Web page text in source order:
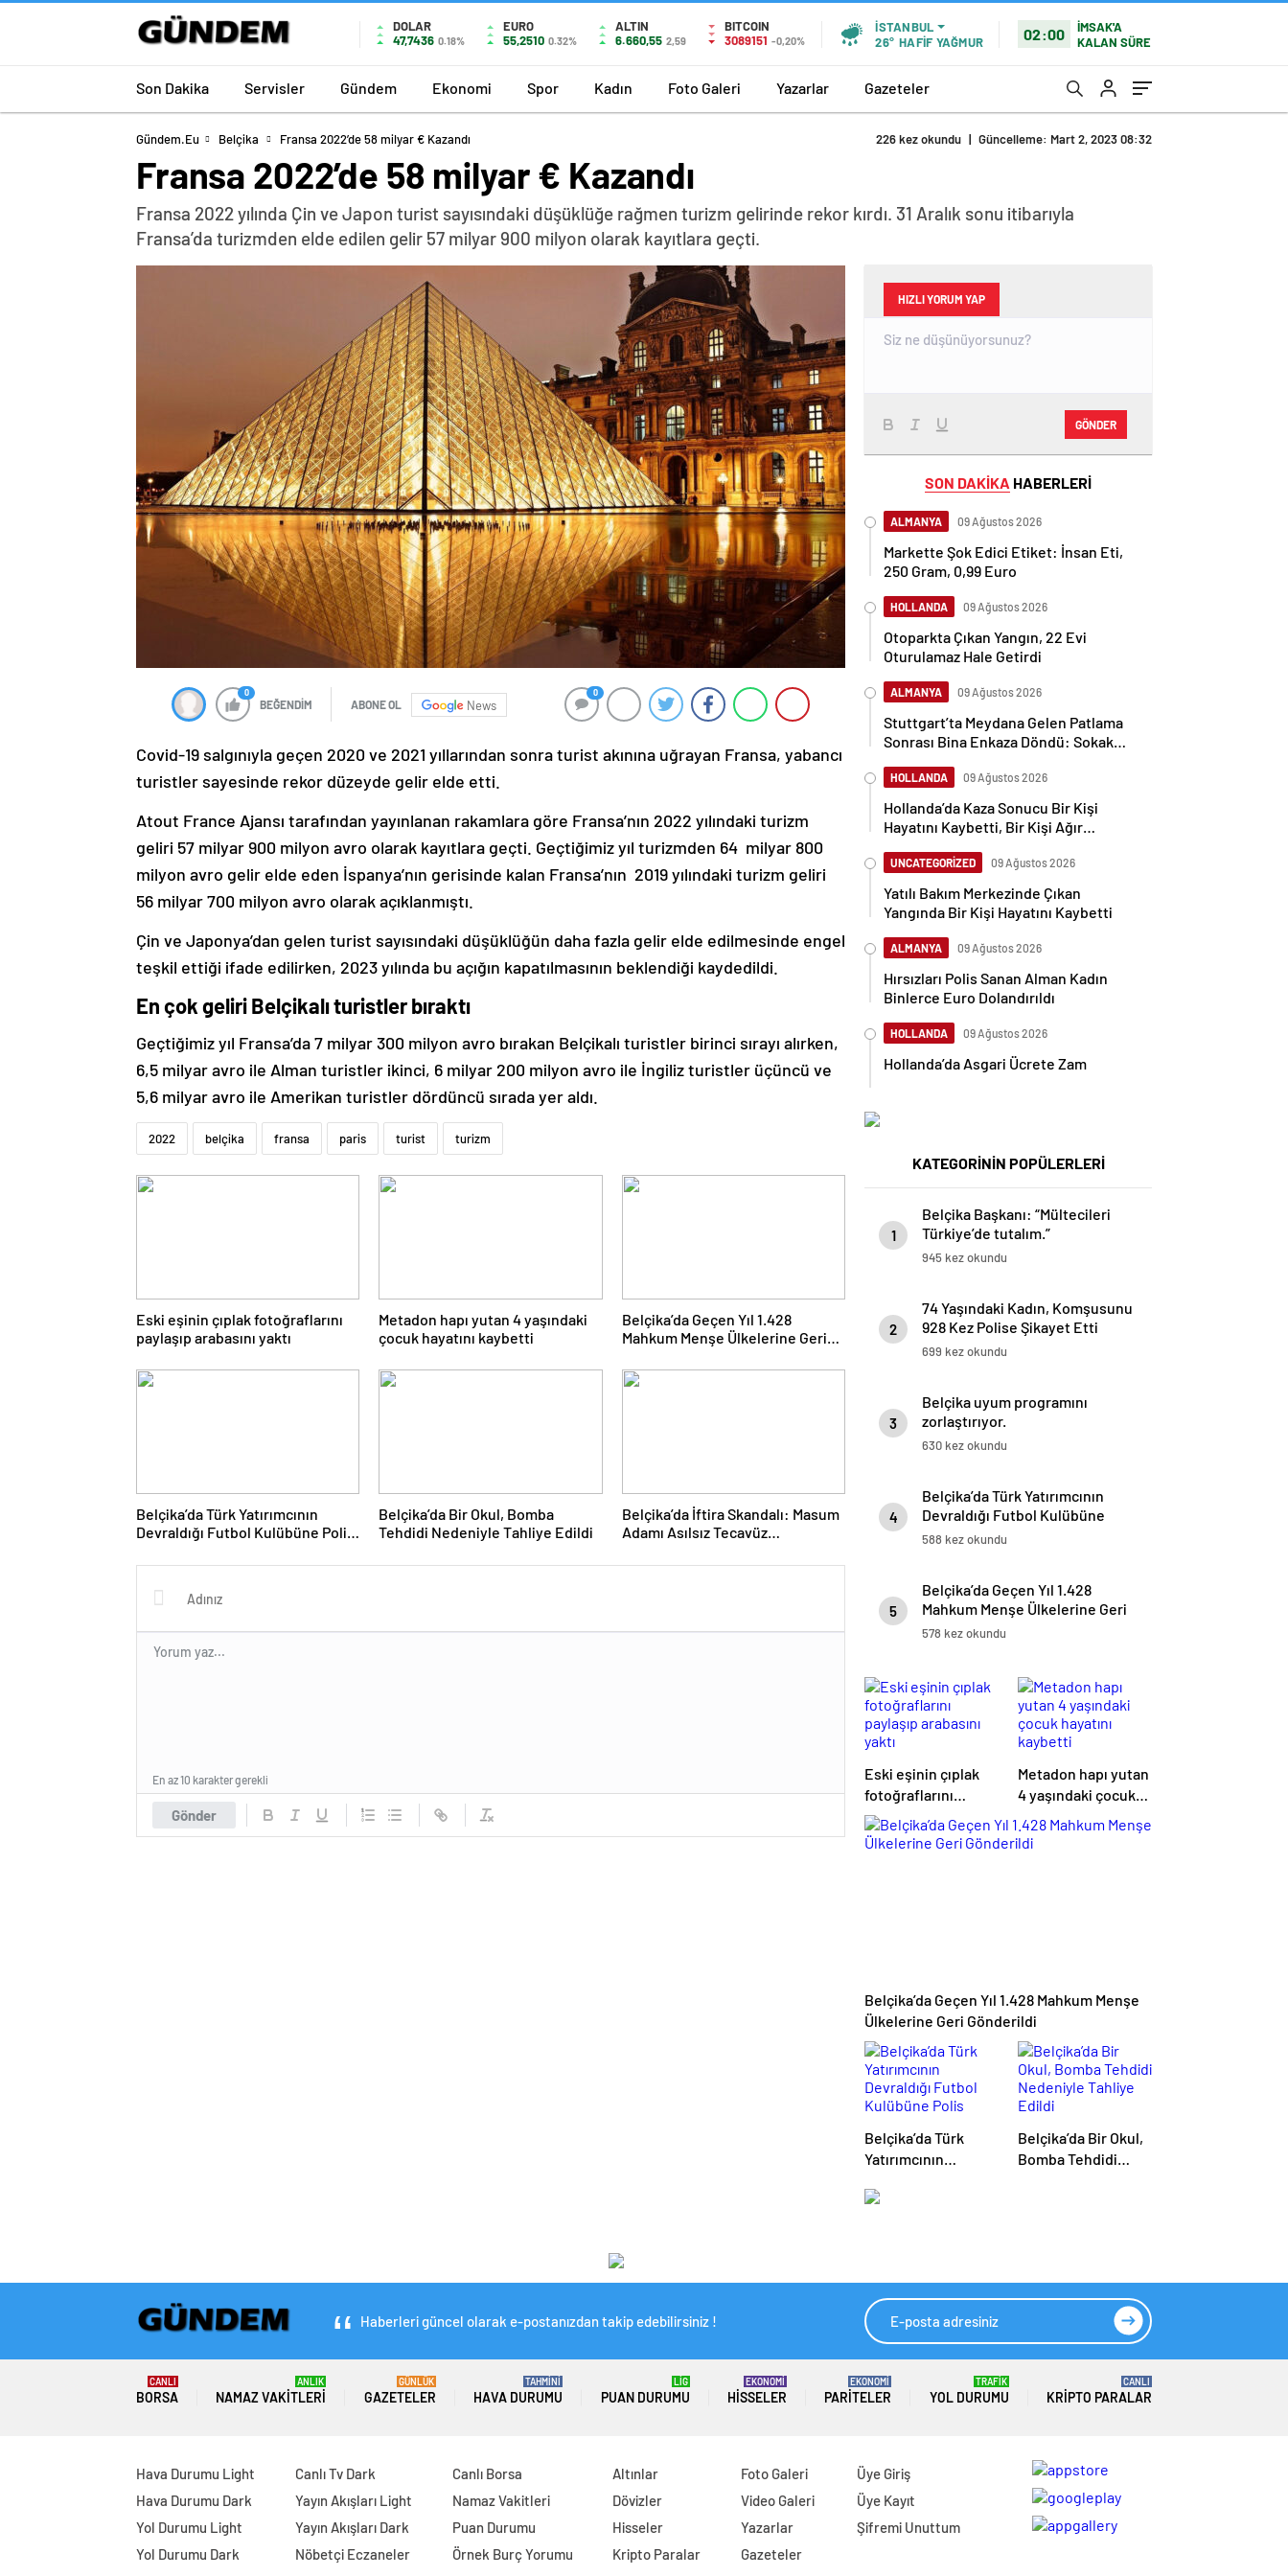
DOLAR
47,7436 0.18%
EURO
55,2510 0.32%
ALTIN
6.660,55 2,59
BITCOIN
3089151 -0,20%
İSTANBUL
26° HAFİF YAĞMUR 02:00
İMSAK'A
KALAN SÜRE
Son Dakika Servisler Gündem Ekonomi Spor Kadın Foto Galeri Yazarlar Gazeteler
Gündem.eu Belçika Fransa 2022’de 58 milyar € Kazandı 226 kez okundu | Güncelleme: Mart 2, 2023 08:32
Fransa 2022’de 58 milyar € Kazandı
Fransa 2022 yılında Çin ve Japon turist sayısındaki düşüklüğe rağmen turizm gelirinde rekor kırdı. 31 Aralık sonu itibarıyla
Fransa’da turizmden elde edilen gelir 57 milyar 900 milyon olarak kayıtlara geçti.
0
BEĞENDİM ABONE OL News
0
Covid-19 salgınıyla geçen 2020 ve 2021 yıllarından sonra turist akınına uğrayan Fransa, yabancı
turistler sayesinde rekor düzeyde gelir elde etti.
Atout France Ajansı tarafından yayınlanan rakamlara göre Fransa’nın 2022 yılındaki turizm
geliri 57 milyar 900 milyon avro olarak kayıtlara geçti. Geçtiğimiz yıl turizmden 64 milyar 800
milyon avro gelir elde eden İspanya’nın gerisinde kalan Fransa’nın 2019 yılındaki turizm geliri
56 milyar 700 milyon avro olarak açıklanmıştı.
Çin ve Japonya’dan gelen turist sayısındaki düşüklüğün daha fazla gelir elde edilmesinde engel
teşkil ettiği ifade edilirken, 2023 yılında bu açığın kapatılmasının beklendiği kaydedildi.
En çok geliri Belçikalı turistler bıraktı
Geçtiğimiz yıl Fransa’da 7 milyar 300 milyon avro bırakan Belçikalı turistler birinci sırayı alırken,
6,5 milyar avro ile Alman turistler ikinci, 6 milyar 200 milyon avro ile İngiliz turistler üçüncü ve
5,6 milyar avro ile Amerikan turistler dördüncü sırada yer aldı.
2022 belçika fransa paris turist turizm
Eski eşinin çıplak fotoğraflarını
paylaşıp arabasını yaktı
Metadon hapı yutan 4 yaşındaki
çocuk hayatını kaybetti
Belçika’da Geçen Yıl 1.428
Mahkum Menşe Ülkelerine Geri
Belçika’da Türk Yatırımcının
Devraldığı Futbol Kulübüne Polis
Belçika’da Bir Okul, Bomba
Tehdidi Nedeniyle Tahliye Edildi
Belçika’da İftira Skandalı: Masum
Adamı Asılsız Tecavüz
Gönder
En az 10 karakter gerekli
HIZLI YORUM YAP
GÖNDER
SON DAKİKA HABERLERİ
ALMANYA 09 Ağustos 2026
Markette Şok Edici Etiket: İnsan Eti,
250 Gram, 0,99 Euro
HOLLANDA 09 Ağustos 2026
Otoparkta Çıkan Yangın, 22 Evi
Oturulamaz Hale Getirdi
ALMANYA 09 Ağustos 2026
Stuttgart’ta Meydana Gelen Patlama
Sonrası Bina Enkaza Döndü: Sokak
HOLLANDA 09 Ağustos 2026
Hollanda’da Kaza Sonucu Bir Kişi
Hayatını Kaybetti, Bir Kişi Ağır
UNCATEGORİZED 09 Ağustos 2026
Yatılı Bakım Merkezinde Çıkan
Yangında Bir Kişi Hayatını Kaybetti
ALMANYA 09 Ağustos 2026
Hırsızları Polis Sanan Alman Kadın
Binlerce Euro Dolandırıldı
HOLLANDA 09 Ağustos 2026
Hollanda’da Asgari Ücrete Zam
KATEGORİNİN POPÜLERLERİ
1
Belçika Başkanı: “Mültecileri
Türkiye’de tutalım.”
945 kez okundu
2
74 Yaşındaki Kadın, Komşusunu
928 Kez Polise Şikayet Etti
699 kez okundu
3
Belçika uyum programını
zorlaştırıyor.
630 kez okundu
4
Belçika’da Türk Yatırımcının
Devraldığı Futbol Kulübüne
Polis Baskını
588 kez okundu
5
Belçika’da Geçen Yıl 1.428
Mahkum Menşe Ülkelerine Geri
Gönderildi
578 kez okundu
Eski eşinin çıplak
fotoğraflarını
paylaşıp arabasını
yaktı
Metadon hapı yutan
4 yaşındaki çocuk
hayatını kaybetti
Belçika’da Geçen Yıl 1.428 Mahkum Menşe
Ülkelerine Geri Gönderildi
Belçika’da Türk
Yatırımcının
Kulübüne Polis
Belçika’da Bir Okul,
Bomba Tehdidi
Haberleri güncel olarak e-postanızdan takip edebilirsiniz !
BORSA
CANLI
NAMAZ VAKITLERI
ANLIK
GAZETELER
GÜNLÜK
HAVA DURUMU
TAHMİNİ
PUAN DURUMU
LİG
HISSELER
EKONOMİ
PARITELER
EKONOMİ
YOL DURUMU
TRAFİK
KRIPTO PARALAR
CANLI
Hava Durumu Light
Hava Durumu Dark
Yol Durumu Light
Yol Durumu Dark
Canlı Tv Dark
Yayın Akışları Light
Yayın Akışları Dark
Nöbetçi Eczaneler
Canlı Borsa
Namaz Vakitleri
Puan Durumu
Örnek Burç Yorumu
Altınlar
Dövizler
Hisseler
Kripto Paralar
Foto Galeri
Video Galeri
Yazarlar
Gazeteler
Üye Giriş
Üye Kayıt
Şifremi Unuttum